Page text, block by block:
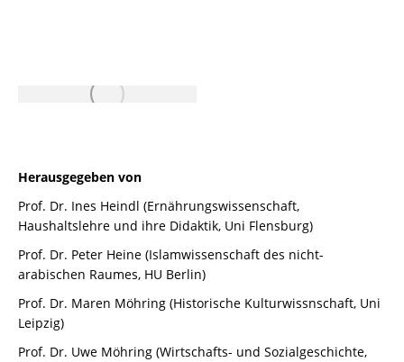
Herausgegeben von
Prof. Dr. Ines Heindl (Ernährungswissenschaft,
Haushaltslehre und ihre Didaktik, Uni Flensburg)
Prof. Dr. Peter Heine (Islamwissenschaft des nicht-
arabischen Raumes, HU Berlin)
Prof. Dr. Maren Möhring (Historische Kulturwissnschaft, Uni
Leipzig)
Prof. Dr. Uwe Möhring (Wirtschafts- und Sozialgeschichte,